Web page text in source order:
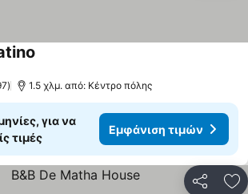
1.5 χλμ. από: Κέντρο πόλης
για να
τιμές
Εμφάνιση τιμών